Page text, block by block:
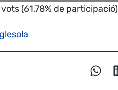
(61,78% de participació)